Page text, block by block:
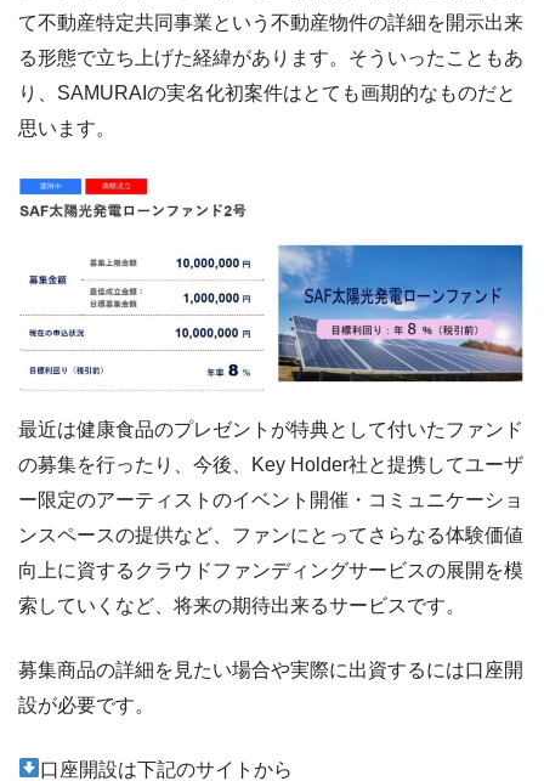
て不動産特定共同事業という不動産物件の詳細を開示出来
る形態で立ち上げた経緯があります。そういったこともあ
り、SAMURAIの実名化初案件はとても画期的なものだと
思います。
最近は健康食品のプレゼントが特典として付いたファンド
の募集を行ったり、今後、Key Holder社と提携してユーザ
ー限定のアーティストのイベント開催・コミュニケーショ
ンスペースの提供など、ファンにとってさらなる体験価値
向上に資するクラウドファンディングサービスの展開を模
索していくなど、将来の期待出来るサービスです。
募集商品の詳細を見たい場合や実際に出資するには口座開
設が必要です。
口座開設は下記のサイトから